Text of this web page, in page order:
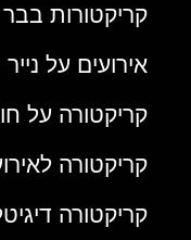
קריקטורות בבר
אירועים על נייר
קריקטורה על
קריקטורה
קריקטורה